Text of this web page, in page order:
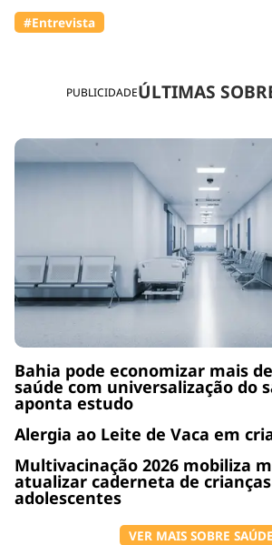
PUBLICIDADEÚLTIMAS
Bahia pode economizar mais
saúde com universalização do
aponta estudo
Alergia ao Leite de Vaca em
Multivacinação 2026 mobiliza
atualizar caderneta de
adolescentes
VER MAIS SOBRE SAÚDE
#Entrevista